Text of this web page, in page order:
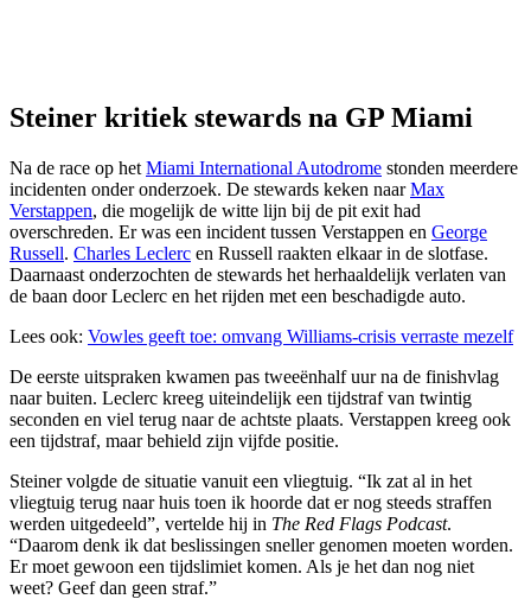
Steiner kritiek stewards na GP Miami
Na de race op het Miami International Autodrome stonden meerdere
incidenten onder onderzoek. De stewards keken naarMax
Verstappen, die mogelijk de witte lijn bij de pit exit had
overschreden. Er was een incident tussen Verstappen en George
Russell. Charles Leclerc en Russell raakten elkaar in de slotfase.
Daarnaast onderzochten de stewards het herhaaldelijk verlaten van
de baan door Leclerc en het rijden met een beschadigde auto.
Lees ook: Vowles geeft toe: omvang Williams-crisis verraste mezelf
De eerste uitspraken kwamen pas tweeënhalf uur na de finishvlag
naar buiten. Leclerc kreeg uiteindelijk een tijdstraf van twintig
seconden en viel terug naar de achtste plaats. Verstappen kreeg ook
een tijdstraf, maar behield zijn vijfde positie.
Steiner volgde de situatie vanuit een vliegtuig. “Ik zat al in het
vliegtuig terug naar huis toen ik hoorde dat er nog steeds straffen
werden uitgedeeld”, vertelde hij in The Red Flags Podcast.
“Daarom denk ik dat beslissingen sneller genomen moeten worden.
Er moet gewoon een tijdslimiet komen. Als je het dan nog niet
weet? Geef dan geen straf.”